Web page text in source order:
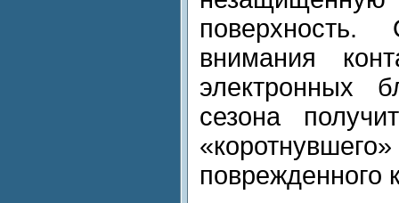
внимания
электронных
сезона
поврежденного